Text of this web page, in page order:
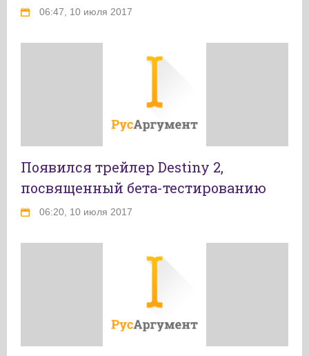
06:47, 10 июля 2017
Появился трейлер Destiny 2,
посвященный бета-тестированию
06:20, 10 июля 2017